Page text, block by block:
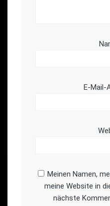
E-Mail-
Meinen Namen,
meine Website in
nächste